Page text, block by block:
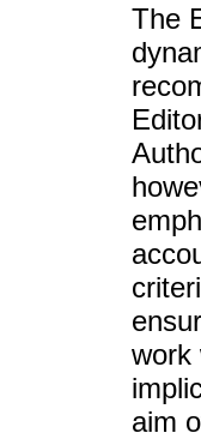
The
work
aim